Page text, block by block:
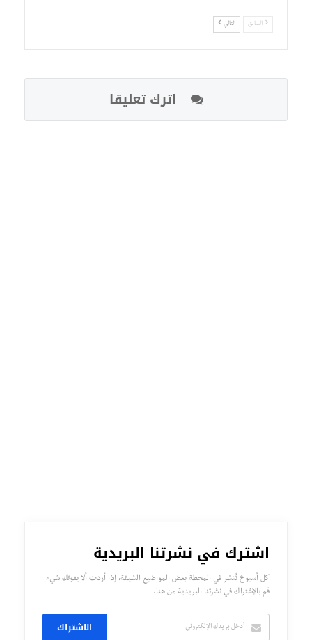
السابق التالي
اترك تعليقا
اشترك في نشرتنا البريدية
كل أسبوع تُنشر في المحطة بعض المواضيع الشيقة، إذا أردت ألا يفوتك شيء
قم بالإشتراك في نشرتنا البريدية من هنا.
الاشتراك